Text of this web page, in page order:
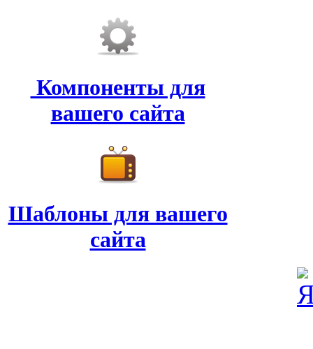
Компоненты для
вашего сайта
Шаблоны для вашего
сайта